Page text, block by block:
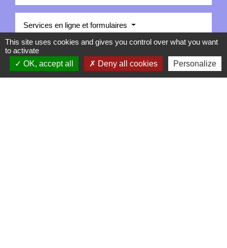
Services en ligne et formulaires
Et aussi
This site uses cookies and gives you control over what you want
to activate
OK, accept all
Deny all cookies Personalize